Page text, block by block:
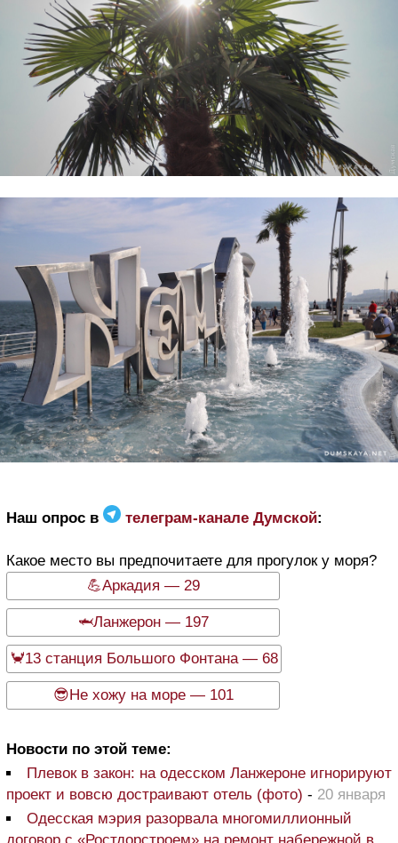
Наш опрос в телеграм-канале Думской:
Какое место вы предпочитаете для прогулок у моря?
💪Аркадия — 29
🦈Ланжерон — 197
🦀13 станция Большого Фонтана — 68
😎Не хожу на море — 101
Новости по этой теме:
Плевок в закон: на одесском Ланжероне игнорируют
проект и вовсю достраивают отель (фото) - 20 января
Одесская мэрия разорвала многомиллионный